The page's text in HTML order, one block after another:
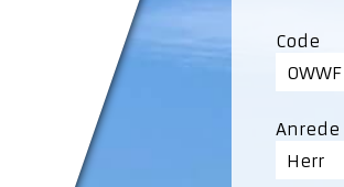
Code
OWWF
Anrede
Herr